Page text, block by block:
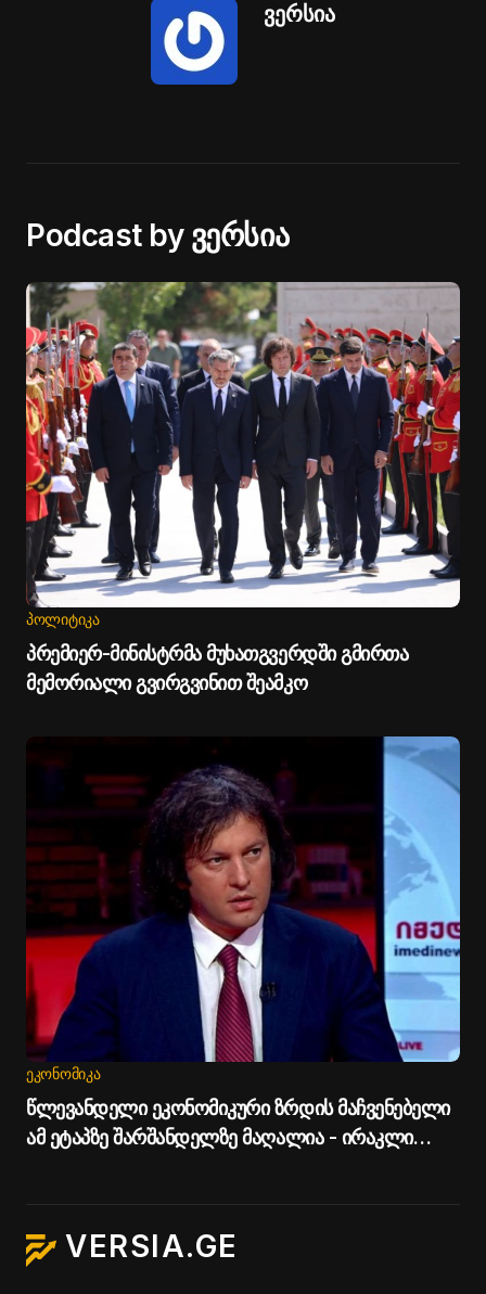
ვერსია
Podcast by ვერსია
ᲞᲝᲚᲘᲢᲘᲙᲐ
პრემიერ-მინისტრმა მუხათგვერდში გმირთა
მემორიალი გვირგვინით შეამკო
ᲔᲙᲝᲜᲝᲛᲘᲙᲐ
წლევანდელი ეკონომიკური ზრდის მაჩვენებელი
ამ ეტაპზე შარშანდელზე მაღალია - ირაკლი
VERSIA.GE